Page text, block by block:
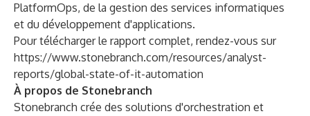
PlatformOps, de la gestion des services informatiques
et du développement d'applications.
Pour télécharger le rapport complet, rendez-vous sur
https://www.stonebranch.com/resources/analyst-
reports/global-state-of-it-automation
À propos de Stonebranch
Stonebranch crée des solutions d'orchestration et